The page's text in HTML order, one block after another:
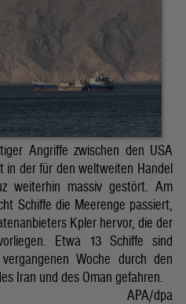
Angriffe zwischen den USA
in der für den weltweiten Handel
weiterhin massiv gestört. Am
Schiffe die Meerenge passiert,
Kpler hervor, die der
Etwa 13 Schiffe sind
Woche durch den
Iran und des Oman gefahren.
APA/dpa